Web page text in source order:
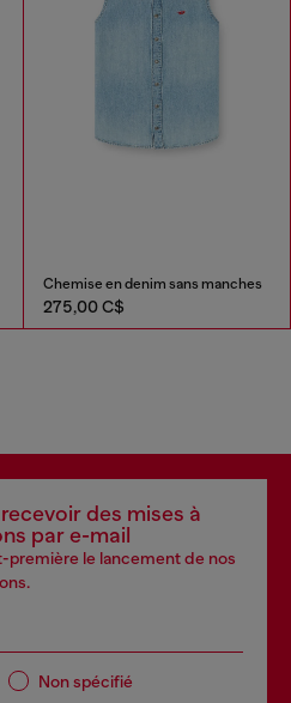
Chemise en denim sans manches
275,00 C$
des mises à
par e-mail
première le lancement de nos
Non spécifié